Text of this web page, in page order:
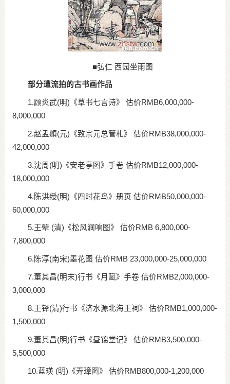
■弘仁 西园坐雨图
部分遭流拍的古书画作品
1.顾炎武(明)《草书七言诗》 估价RMB6,000,000-
8,000,000
2.赵孟頫(元)《致宗元总管札》 估价RMB38,000,000-
42,000,000
3.沈周(明)《安老亭图》手卷 估价RMB12,000,000-
18,000,000
4.陈洪绶(明)《四时花鸟》册页 估价RMB50,000,000-
60,000,000
5.王翚 (清)《松风涧响图》 估价RMB 6,800,000-
7,800,000
6.陈淳(南宋)墨花图 估价RMB 23,000,000-25,000,000
7.董其昌(明末)行书《月赋》手卷 估价RMB2,000,000-
3,000,000
8.王铎(清)行书《济水源北海王祠》 估价RMB1,000,000-
1,500,000
9.董其昌(明)行书《昼锦堂记》 估价RMB3,500,000-
5,500,000
10.蓝瑛 (明)《弄璋图》 估价RMB800,000-1,200,000